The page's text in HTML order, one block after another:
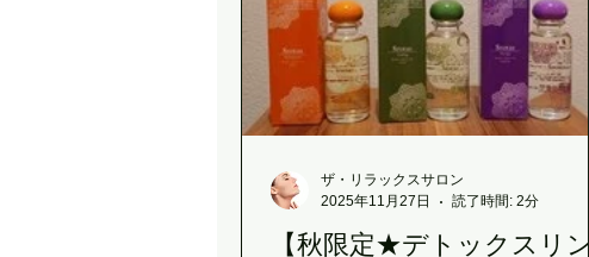
【秋限定★デトックスリン
ザ・リラックスサロン
2025年11月27日
読了時間: 2分